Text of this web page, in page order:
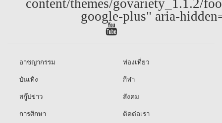
content/themes/govariety_1.1.2/
google-plus" aria-
อาชญากรรม
ท่องเที่ยว
บันเทิง
กีฬา
สกู๊ปข่าว
สังคม
การศึกษา
ติดต่อเรา